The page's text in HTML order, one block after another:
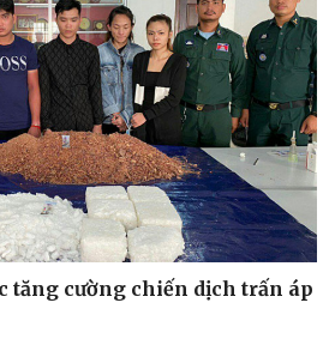
tăng cường chiến dịch trấn áp